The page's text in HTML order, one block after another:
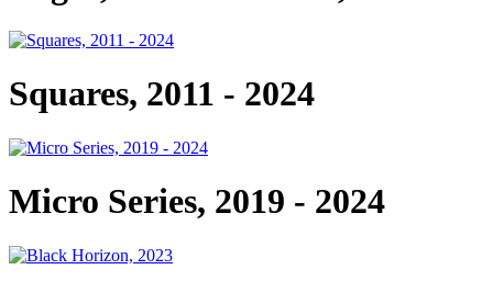
Squares, 2011 - 2024
Micro Series, 2019 - 2024